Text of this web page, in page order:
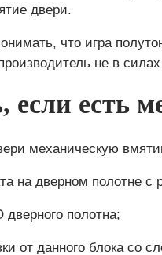
двери.
что игра
не в
если есть
механическую
на дверном полотне с
полотна;
от данного блока со